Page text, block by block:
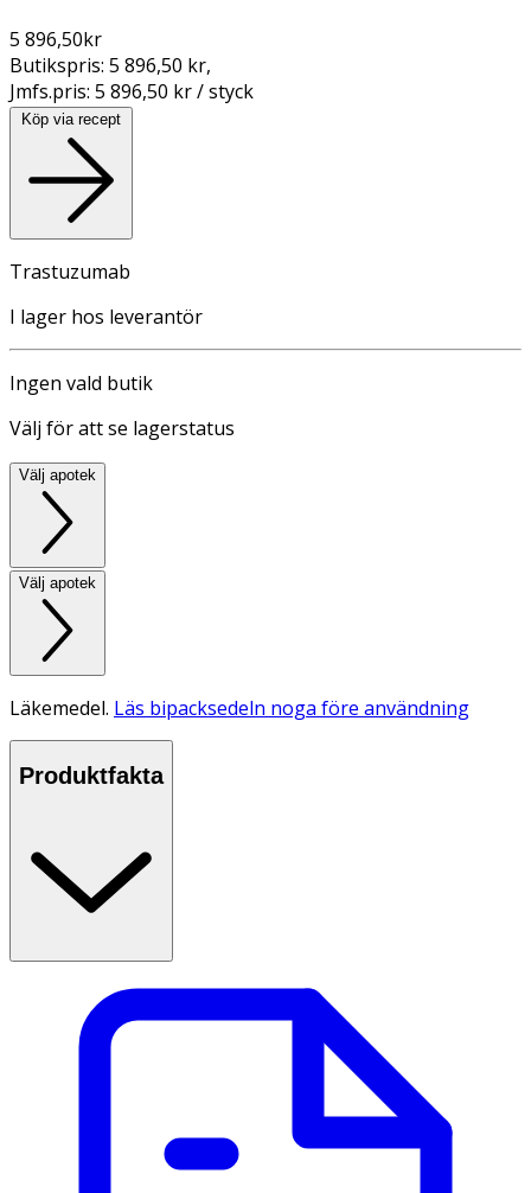
5 896,50kr
Butikspris: 5 896,50 kr,
Jmfs.pris: 5 896,50 kr / styck
Köp via recept
Trastuzumab
I lager hos leverantör
Ingen vald butik
Välj för att se lagerstatus
Välj apotek
Välj apotek
Läkemedel. Läs bipacksedeln noga före användning
Produktfakta